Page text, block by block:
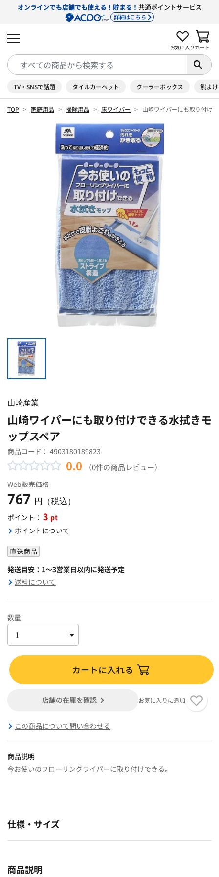
オンラインでも店舗でも使える！貯まる！ 共通ポイントサービス
詳細はこちら
お気に入り カート
TV・SNSで話題 タイルカーペット クーラーボックス 熊よ
TOP 家庭用品 掃除用品 床ワイパー 山崎ワイパーにも取り付け
山崎産業
山崎ワイパーにも取り付けできる水拭きモ
ップスペア
商品コード： 4903180189823
0.0 （0件の商品レビュー）
Web販売価格
767 円（税込）
ポイント： 3 pt
ポイントについて
直送商品
発送目安：1～3営業日以内に発送予定
送料について
数量
カートに入れる
店舗の在庫を確認 お気に入りに追加
この商品について問い合わせる
商品説明
今お使いのフローリングワイパーに取り付けできる。
仕様・サイズ
商品説明